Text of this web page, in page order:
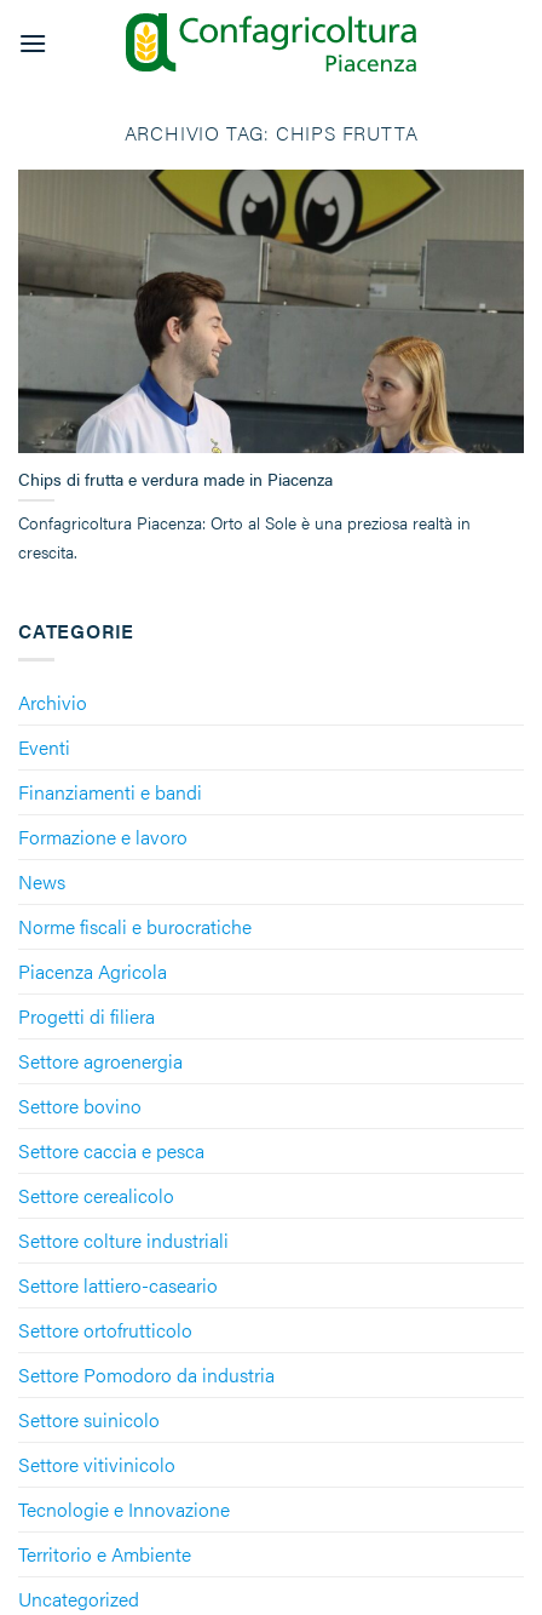
ARCHIVIO TAG: CHIPS FRUTTA
CATEGORIE
Archivio
Eventi
Finanziamenti e bandi
Formazione e lavoro
News
Norme fiscali e burocratiche
Piacenza Agricola
Progetti di filiera
Settore agroenergia
Settore bovino
Settore caccia e pesca
Settore cerealicolo
Settore colture industriali
Settore lattiero-caseario
Settore ortofrutticolo
Settore Pomodoro da industria
Settore suinicolo
Settore vitivinicolo
Tecnologie e Innovazione
Territorio e Ambiente
Uncategorized
Chips di frutta e verdura made in Piacenza
Confagricoltura Piacenza: Orto al Sole è una preziosa realtà in
crescita.